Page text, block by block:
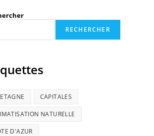
RECHERCHER
CAPITALES
NATURELLE
D'AZUR